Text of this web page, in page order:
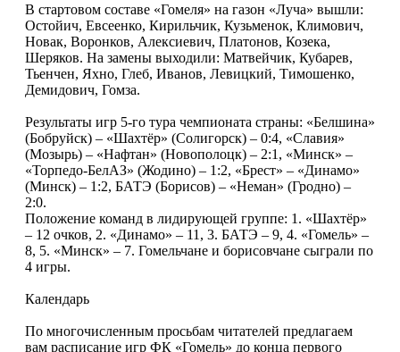
В стартовом составе «Гомеля» на газон «Луча» вышли:
Остойич, Евсеенко, Кирильчик, Кузьменок, Климович,
Новак, Воронков, Алексиевич, Платонов, Козека,
Шеряков. На замены выходили: Матвейчик, Кубарев,
Тьенчен, Яхно, Глеб, Иванов, Левицкий, Тимошенко,
Демидович, Гомза.
Результаты игр 5-го тура чемпионата страны: «Белшина»
(Бобруйск) – «Шахтёр» (Солигорск) – 0:4, «Славия»
(Мозырь) – «Нафтан» (Новополоцк) – 2:1, «Минск» –
«Торпедо-БелАЗ» (Жодино) – 1:2, «Брест» – «Динамо»
(Минск) – 1:2, БАТЭ (Борисов) – «Неман» (Гродно) –
2:0.
Положение команд в лидирующей группе: 1. «Шахтёр»
– 12 очков, 2. «Динамо» – 11, 3. БАТЭ – 9, 4. «Гомель» –
8, 5. «Минск» – 7. Гомельчане и борисовчане сыграли по
4 игры.
Календарь
По многочисленным просьбам читателей предлагаем
вам расписание игр ФК «Гомель» до конца первого